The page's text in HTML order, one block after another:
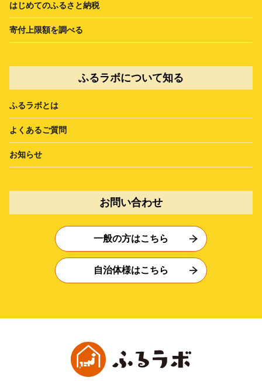
はじめてのふるさと納税
寄付上限額を調べる
ふるラボについて知る
ふるラボとは
よくあるご質問
お知らせ
お問い合わせ
一般の方はこちら
自治体様はこちら